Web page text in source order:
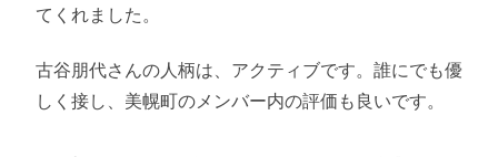
てくれました。
古谷朋代さんの人柄は、アクティブです。誰にでも優
しく接し、美幌町のメンバー内の評価も良いです。